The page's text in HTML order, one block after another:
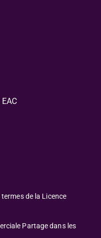
de la Licence
Partage dans les